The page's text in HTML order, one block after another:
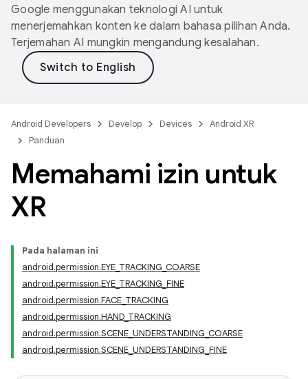
Google menggunakan teknologi AI untuk
menerjemahkan konten ke dalam bahasa pilihan Anda.
Terjemahan AI mungkin mengandung kesalahan.
Android Developers Develop Devices
Android XR
Panduan
Memahami izin untuk
XR
Pada halaman ini
android.permission.EYE_TRACKING_COARSE
android.permission.EYE_TRACKING_FINE
android.permission.FACE_TRACKING
android.permission.HAND_TRACKING
android.permission.SCENE_UNDERSTANDING_COARSE
android.permission.SCENE_UNDERSTANDING_FINE